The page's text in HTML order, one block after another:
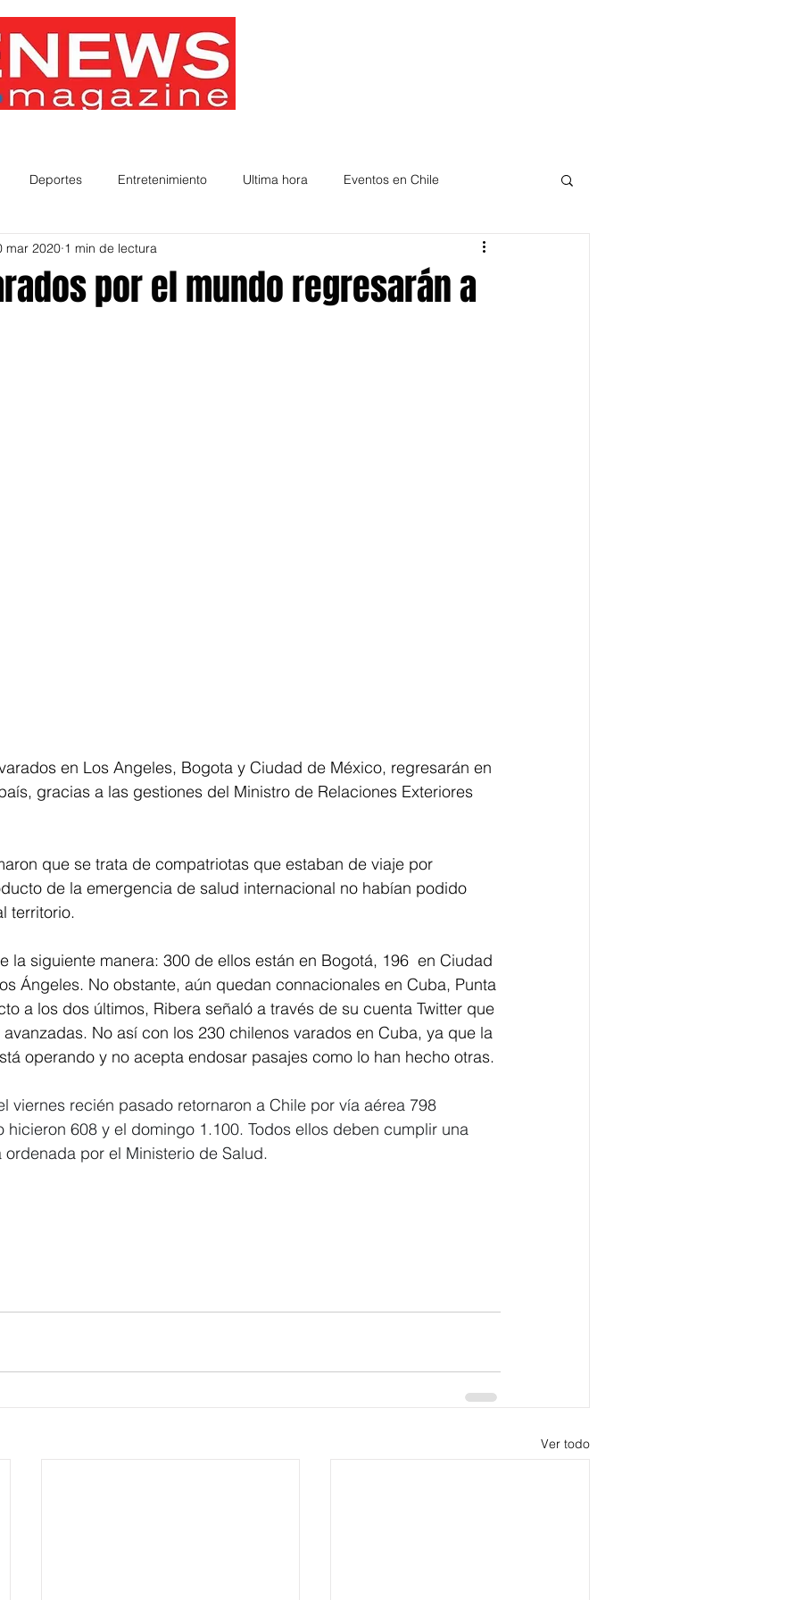
Deportes Entretenimiento Ultima hora Eventos en Chile
Rincones Chilenos por el Mundo Productos Chilenos Destacados
por el mundo regresarán a
mar 2020 1 min de lectura
en Los Angeles, Bogota y Ciudad de México, regresarán en
gracias a las gestiones del Ministro de Relaciones Exteriores
que se trata de compatriotas que estaban de viaje por
de la emergencia de salud internacional no habían podido
territorio.
la siguiente manera: 300 de ellos están en Bogotá, 196  en Ciudad
Ángeles. No obstante, aún quedan connacionales en Cuba, Punta
a los dos últimos, Ribera señaló a través de su cuenta Twitter que
No así con los 230 chilenos varados en Cuba, ya que la
operando y no acepta endosar pasajes como lo han hecho otras.
viernes recién pasado retornaron a Chile por vía aérea 798
hicieron 608 y el domingo 1.100. Todos ellos deben cumplir una
por el Ministerio de Salud.
Ver todo